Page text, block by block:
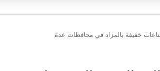
خفيفة بالمزاد في محافظات عدة